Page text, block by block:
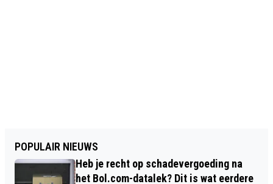
POPULAIR NIEUWS
Heb je recht op schadevergoeding na
het Bol.com-datalek? Dit is wat eerdere